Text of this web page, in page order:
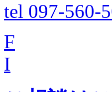
tel 097-560-
F
I